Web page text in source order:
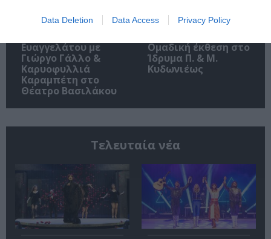
Data Deletion Data Access Privacy Policy
Μακμπέθ, της
Ευαγγελάτου με
Γιώργο Γάλλο &
Καρυοφυλλιά
Καραμπέτη στο
Θέατρο Βασιλάκου
32οι Πλοές – Το
Ομαδική έκθεση στο
Ίδρυμα Π. & Μ.
Κυδωνιέως
Τελευταία νέα